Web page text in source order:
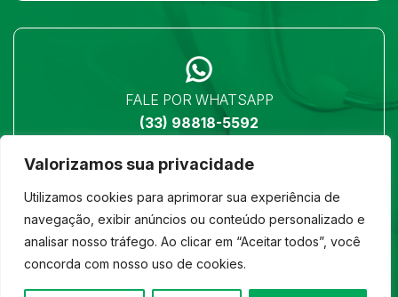
Valorizamos sua privacidade
Utilizamos cookies para aprimorar sua experiência de
navegação, exibir anúncios ou conteúdo personalizado e
analisar nosso tráfego. Ao clicar em “Aceitar todos”, você
concorda com nosso uso de cookies.
FALE POR WHATSAPP
(33) 98818-5592
LOCALIZAÇÃO